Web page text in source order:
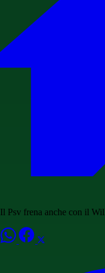
Il Psv frena anche con il